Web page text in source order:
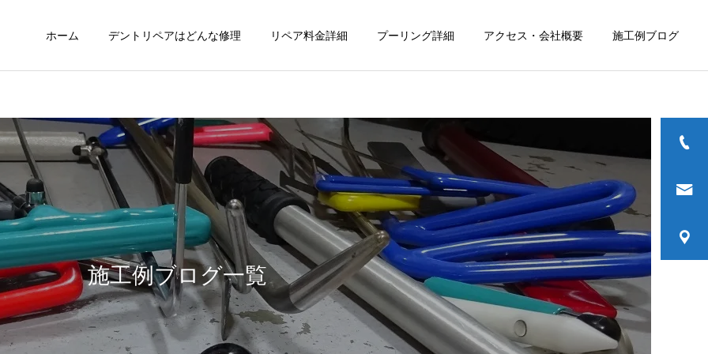
ホーム デントリペアはどんな修理 リペア料金詳細 プーリング詳細 アクセス・会社概要 施工例ブログ
施工例ブログ一覧